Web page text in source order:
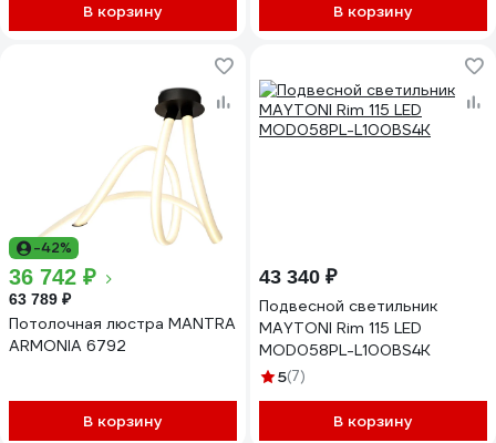
В корзину В корзину
-42%
36 742 ₽
63 789 ₽
Потолочная люстра MANTRA
ARMONIA 6792
В корзину
43 340 ₽
Подвесной светильник
MAYTONI Rim 115 LED
MOD058PL-L100BS4K
5(7)
В корзину